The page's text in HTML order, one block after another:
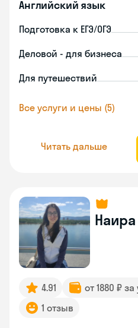
Английский язык
Подготовка к ЕГЭ/ОГЭ
Деловой - для бизнеса
Для путешествий
Все услуги и цены (5)
Читать дальше
Наира
4.91 от 1880 ₽
1 отзыв